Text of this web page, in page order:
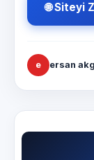
🌐 Siteyi
e ersan